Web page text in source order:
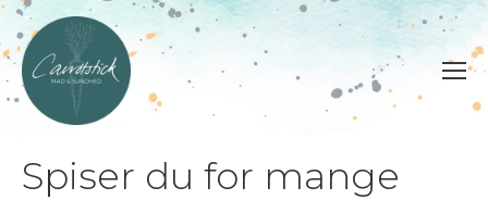
Spiser du for mange